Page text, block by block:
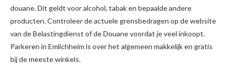
douane. Dit geldt voor alcohol, tabak en bepaalde andere
producten. Controleer de actuele grensbedragen op de website
van de Belastingdienst of de Douane voordat je veel inkoopt.
Parkeren in Emlichheim is over het algemeen makkelijk en gratis
bij de meeste winkels.